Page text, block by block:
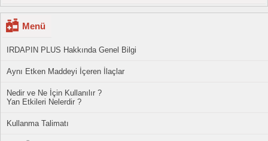
Menü
IRDAPIN PLUS Hakkında Genel Bilgi
Aynı Etken Maddeyi İçeren İlaçlar
Nedir ve Ne İçin Kullanılır ?
Yan Etkileri Nelerdir ?
Kullanma Talimatı